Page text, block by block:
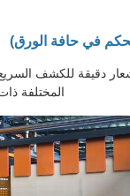
في
دقيقة للكشف السريع
المختلفة ذات